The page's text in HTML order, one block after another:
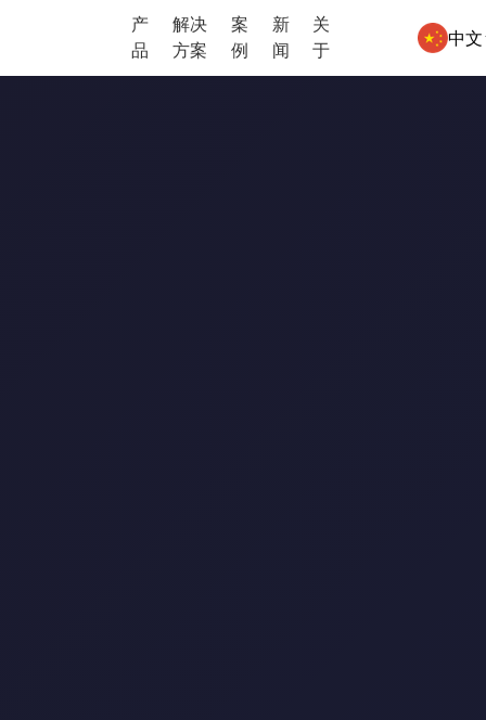
产
品
解决
方案
案
例
新
闻
关
于
中文